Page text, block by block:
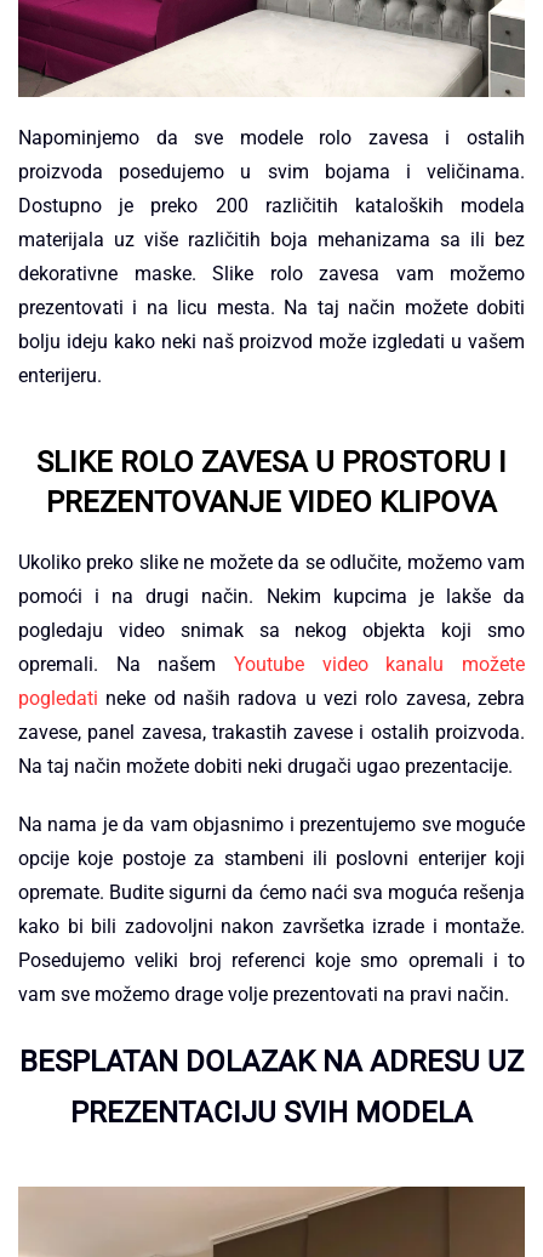
Napominjemo da sve modele rolo zavesa i ostalih
proizvoda posedujemo u svim bojama i veličinama.
Dostupno je preko 200 različitih kataloških modela
materijala uz više različitih boja mehanizama sa ili bez
dekorativne maske. Slike rolo zavesa vam možemo
prezentovati i na licu mesta. Na taj način možete dobiti
bolju ideju kako neki naš proizvod može izgledati u vašem
enterijeru.
SLIKE ROLO ZAVESA U PROSTORU I
PREZENTOVANJE VIDEO KLIPOVA
Ukoliko preko slike ne možete da se odlučite, možemo vam
pomoći i na drugi način. Nekim kupcima je lakše da
pogledaju video snimak sa nekog objekta koji smo
opremali. Na našem Youtube video kanalu možete
pogledati neke od naših radova u vezi rolo zavesa, zebra
zavese, panel zavesa, trakastih zavese i ostalih proizvoda.
Na taj način možete dobiti neki drugači ugao prezentacije.
Na nama je da vam objasnimo i prezentujemo sve moguće
opcije koje postoje za stambeni ili poslovni enterijer koji
opremate. Budite sigurni da ćemo naći sva moguća rešenja
kako bi bili zadovoljni nakon završetka izrade i montaže.
Posedujemo veliki broj referenci koje smo opremali i to
vam sve možemo drage volje prezentovati na pravi način.
BESPLATAN DOLAZAK NA ADRESU UZ
PREZENTACIJU SVIH MODELA